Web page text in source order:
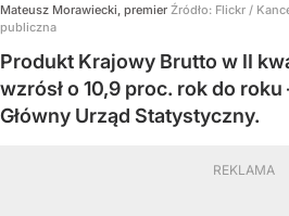
Mateusz Morawiecki, premier Źródło: Flickr /
publiczna
Produkt Krajowy Brutto w II
wzrósł o 10,9 proc. rok do
Główny Urząd Statystyczny.